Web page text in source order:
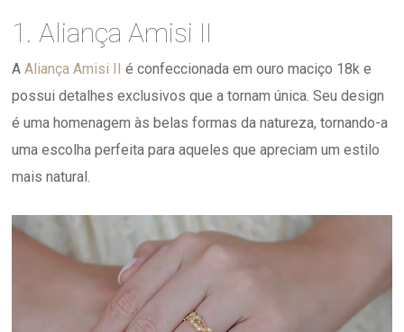
1. Aliança Amisi II
AAliança Amisi II é confeccionada em ouro maciço 18k e
possui detalhes exclusivos que a tornam única. Seu design
é uma homenagem às belas formas da natureza, tornando-a
uma escolha perfeita para aqueles que apreciam um estilo
mais natural.